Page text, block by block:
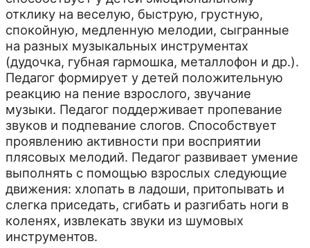
отклику на веселую, быструю, грустную,
спокойную, медленную мелодии, сыгранные
на разных музыкальных инструментах
(дудочка, губная гармошка, металлофон и др.).
Педагог формирует у детей положительную
реакцию на пение взрослого, звучание
музыки. Педагог поддерживает пропевание
звуков и подпевание слогов. Способствует
проявлению активности при восприятии
плясовых мелодий. Педагог развивает умение
выполнять с помощью взрослых следующие
движения: хлопать в ладоши, притопывать и
слегка приседать, сгибать и разгибать ноги в
коленях, извлекать звуки из шумовых
инструментов.